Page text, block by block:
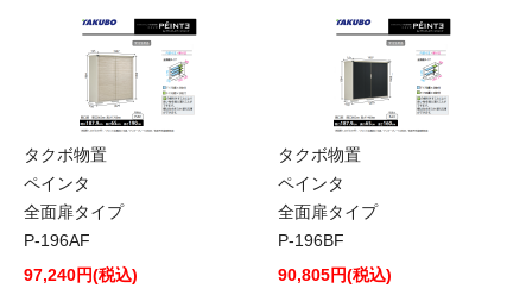
タクボ物置
ペインタ
全面扉タイプ
P-196AF
97,240円(税込)
タクボ物置
ペインタ
全面扉タイプ
P-196BF
90,805円(税込)